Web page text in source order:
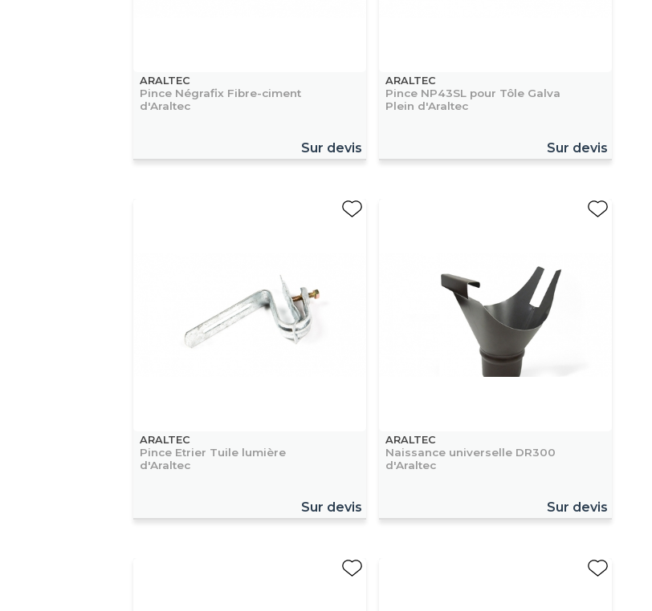
ARALTEC
Pince Négrafix Fibre-ciment
d'Araltec
Sur devis
ARALTEC
Pince NP43SL pour Tôle Galva
Plein d'Araltec
Sur devis
ARALTEC
Pince Etrier Tuile lumière
d'Araltec
Sur devis
ARALTEC
Naissance universelle DR300
d'Araltec
Sur devis